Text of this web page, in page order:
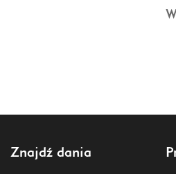
Znajdź dania